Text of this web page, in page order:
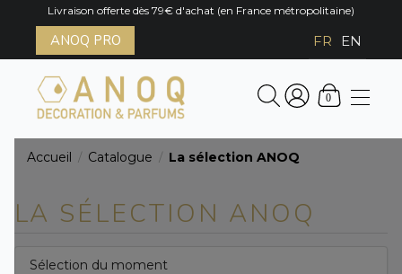
Livraison offerte dès 79€ d'achat (en France métropolitaine)
ANOQ PRO FR EN
0
Accueil / Catalogue / La sélection ANOQ
LA SÉLECTION ANOQ
Sélection du moment